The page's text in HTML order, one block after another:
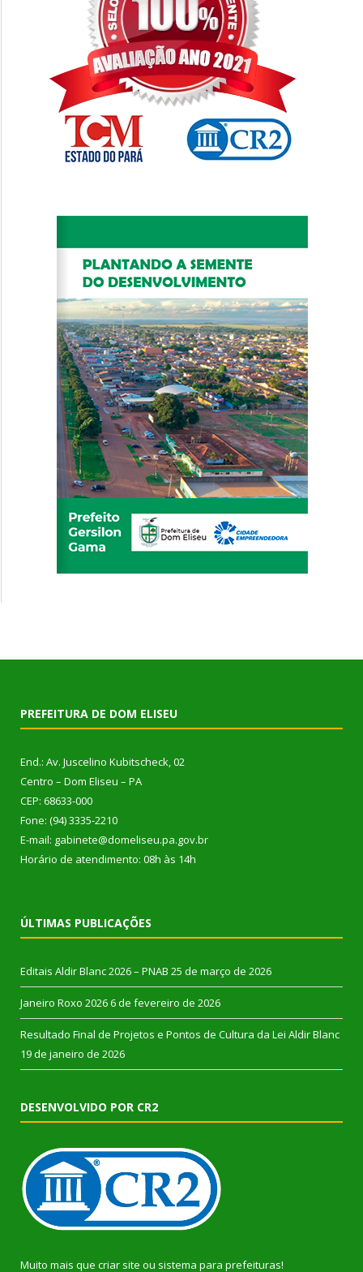
PREFEITURA DE DOM ELISEU
End.: Av. Juscelino Kubitscheck, 02
Centro – Dom Eliseu – PA
CEP: 68633-000
Fone: (94) 3335-2210
E-mail: gabinete@domeliseu.pa.gov.br
Horário de atendimento: 08h às 14h
ÚLTIMAS PUBLICAÇÕES
Editais Aldir Blanc 2026 – PNAB 25 de março de 2026
Janeiro Roxo 2026 6 de fevereiro de 2026
Resultado Final de Projetos e Pontos de Cultura da Lei Aldir Blanc
19 de janeiro de 2026
DESENVOLVIDO POR CR2
Muito mais que criar site ou sistema para prefeituras!